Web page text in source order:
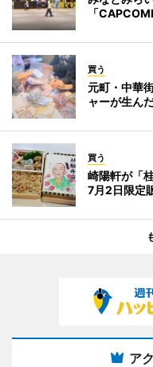
「
買う
元町・中華
ャーが生ん
買う
崎陽軒が「
7月2日限定
ア